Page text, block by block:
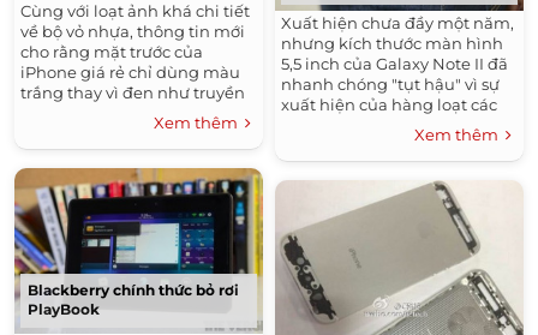
Cùng với loạt ảnh khá chi tiết
về bộ vỏ nhựa, thông tin mới
cho rằng mặt trước của
iPhone giá rẻ chỉ dùng màu
trắng thay vì đen như truyền
thống, để dễ dàng kết hợp với
thiết kế mặt lưng sặc sỡ.
Xem thêm
Blackberry chính thức bỏ rơi
PlayBook
Xuất hiện chưa đầy một năm,
nhưng kích thước màn hình
5,5 inch của Galaxy Note II đã
nhanh chóng "tụt hậu" vì sự
xuất hiện của hàng loạt các
Xem thêm